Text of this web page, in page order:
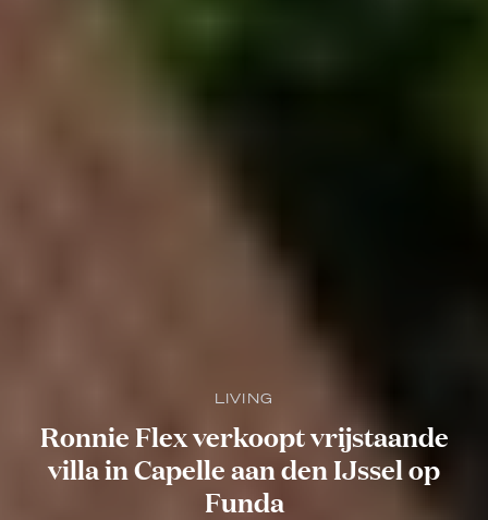
LIVING
Ronnie Flex verkoopt vrijstaande
villa in Capelle aan den IJssel op
Funda